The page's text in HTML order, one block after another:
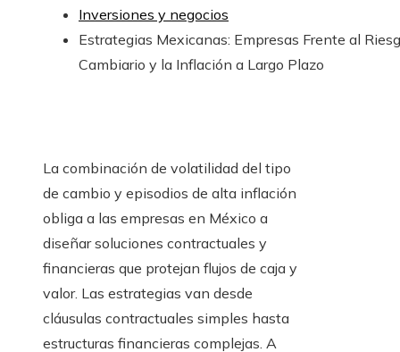
Inversiones y negocios
Estrategias Mexicanas: Empresas Frente al
Cambiario y la Inflación a Largo Plazo
La combinación de volatilidad del tipo
de cambio y episodios de alta inflación
obliga a las empresas en México a
diseñar soluciones contractuales y
financieras que protejan flujos de caja y
valor. Las estrategias van desde
cláusulas contractuales simples hasta
estructuras financieras complejas. A